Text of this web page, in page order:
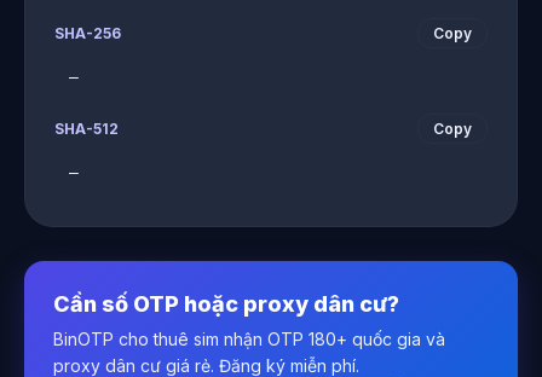
SHA-256 Copy
—
SHA-512 Copy
—
Cần số OTP hoặc proxy dân cư?
BinOTP cho thuê sim nhận OTP 180+ quốc gia và
proxy dân cư giá rẻ. Đăng ký miễn phí.